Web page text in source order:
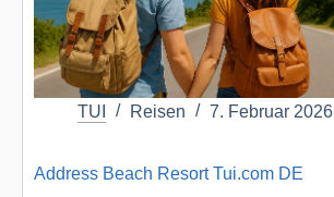
TUI Reisen 7. Februar 2026
Address Beach Resort Tui.com DE